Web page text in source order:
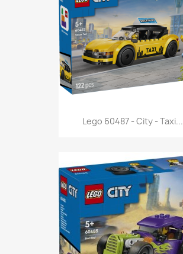
Anteprima
Lego 60487 - City - Taxi...